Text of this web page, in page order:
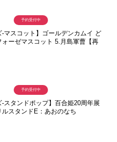
-マスコット】ゴールデンカムイ ど
ォーゼマスコット 5.月島軍曹【再
予約受付中
-スタンドポップ】百合姫20周年展
ルスタンドE：あおのなち
予約受付中